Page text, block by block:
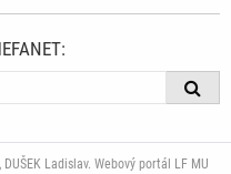
DUŠEK Ladislav. Webový portál LF MU